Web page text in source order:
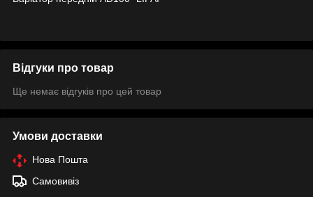
Відгуки про товар
Ще немає відгуків про цей товар
Умови доставки
Нова Пошта
Самовивіз